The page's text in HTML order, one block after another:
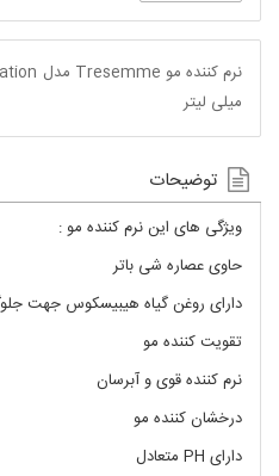
میلی لیتر
توضیحات
ویژگی های این نرم کننده مو :
حاوی عصاره شی باتر
دارای روغن گیاه هیبیسکوس جهت
تقویت کننده مو
نرم کننده قوی و آبرسان
درخشان کننده مو
دارای PH متعادل